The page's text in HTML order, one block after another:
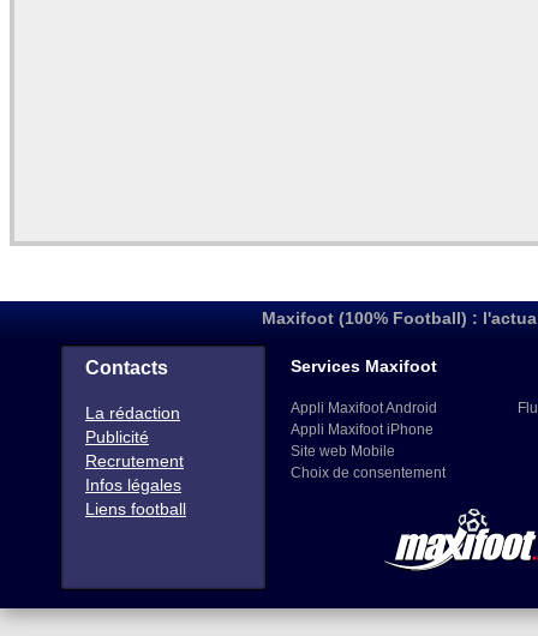
Maxifoot (100% Football) :
Contacts
La rédaction
Publicité
Recrutement
Infos légales
Liens football
Services Maxifoot
Appli Maxifoot Android
Appli Maxifoot iPhone
Site web Mobile
Choix de consentement